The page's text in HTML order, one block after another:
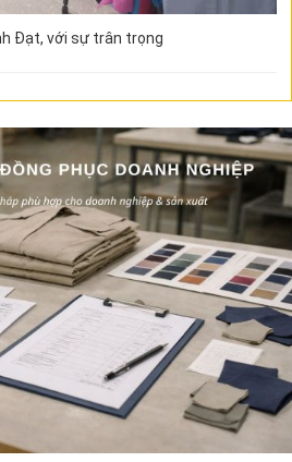
Đạt, với sự trân trọng